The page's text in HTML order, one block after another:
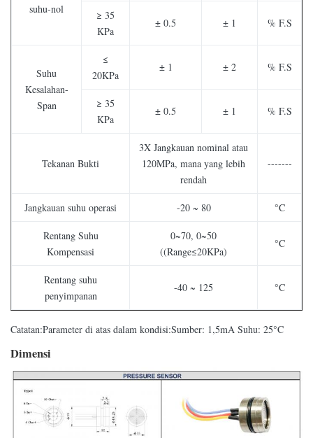
suhu-nol
≥ 35
KPa
± 0.5 ± 1 % F.S
Suhu
Kesalahan-
Span
≤
20KPa
± 1 ± 2 % F.S
≥ 35
KPa
± 0.5 ± 1 % F.S
Tekanan Bukti
3X Jangkauan nominal atau
120MPa, mana yang lebih
rendah
-------
Jangkauan suhu operasi -20 ~ 80 °C
Rentang Suhu
Kompensasi
0~70, 0~50
((Range≤20KPa)
°C
Rentang suhu
penyimpanan
-40 ~ 125 °C
Catatan:Parameter di atas dalam kondisi:Sumber: 1,5mA Suhu: 25°C
Dimensi